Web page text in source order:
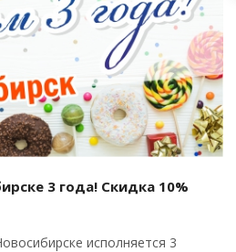
3 года! Скидка 10%
исполняется 3